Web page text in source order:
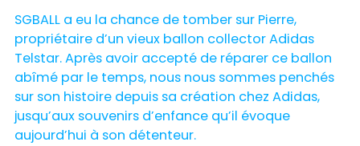
SGBALL a eu la chance de tomber sur Pierre,
propriétaire d’un vieux ballon collector Adidas
Telstar. Après avoir accepté de réparer ce ballon
abîmé par le temps, nous nous sommes penchés
sur son histoire depuis sa création chez Adidas,
jusqu’aux souvenirs d’enfance qu’il évoque
aujourd’hui à son détenteur.